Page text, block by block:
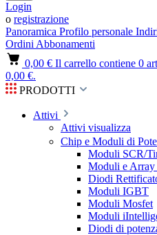
Login
o registrazione
Panoramica Profilo personale
Ordini Abbonamenti
0,00 € Il carrello contiene 0
0,00 €.
PRODOTTI
Attivi
Attivi visualizza
Chip e Moduli di
Moduli SCR/
Moduli e
Diodi
Moduli IGBT
Moduli Mosfet
Moduli
Diodi di